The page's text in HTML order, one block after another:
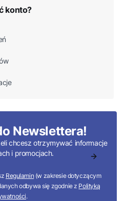
konto?
Newslettera!
chcesz otrzymywać informacje
i promocjach.
Regulamin (w zakresie dotyczącym
odbywa się zgodnie z Polityką
.